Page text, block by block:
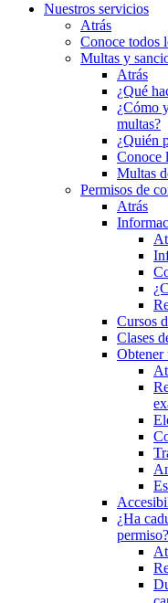
Nuestros servicios
Atrás
Conoce todos
Multas y
Atrás
¿Qué
¿Cómo
multas?
¿Quién
Conoce
Multas
Permisos de
Atrás
Cursos
Clases
Obtener
¿Ha
permiso?